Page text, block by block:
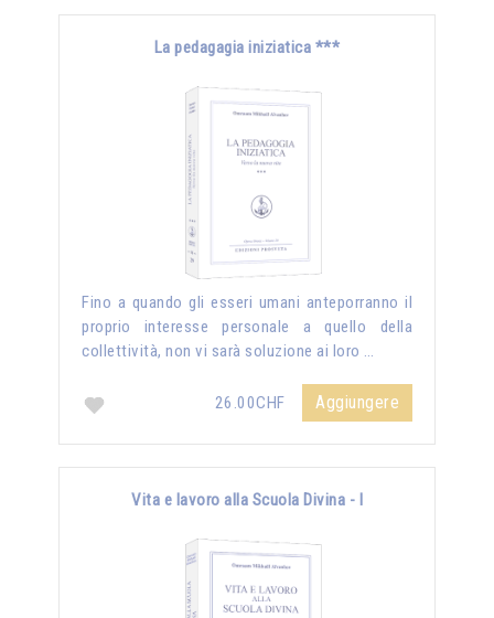
La pedagagia iniziatica ***
Fino a quando gli esseri umani anteporranno il
proprio interesse personale a quello della
collettività, non vi sarà soluzione ai loro …
26.00CHF Aggiungere
Vita e lavoro alla Scuola Divina - I